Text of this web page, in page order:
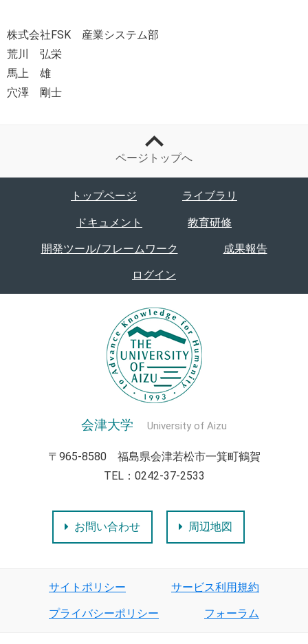
株式会社FSK 産業システム部
荒川 弘栄
馬上 雄
穴澤 剛士
ページトップへ
トップページ ライブラリ
ドキュメント 教育研修
開発ツール/フレームワーク 成果報告
ログイン
会津大学 University of Aizu
〒965-8580 福島県会津若松市一箕町鶴賀
TEL：0242-37-2533
お問い合わせ 周辺地図
サイトポリシー サービス利用規約
プライバシーポリシー フォーラム